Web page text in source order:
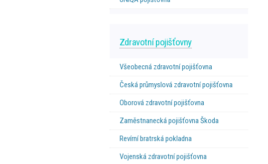
Zdravotní pojišťovny
Všeobecná zdravotní pojišťovna
Česká průmyslová zdravotní pojišťovna
Oborová zdravotní pojišťovna
Zaměstnanecká pojišťovna Škoda
Revírní bratrská pokladna
Vojenská zdravotní pojišťovna